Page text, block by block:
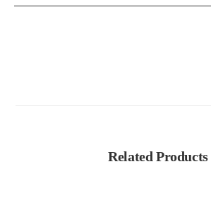
Related Products